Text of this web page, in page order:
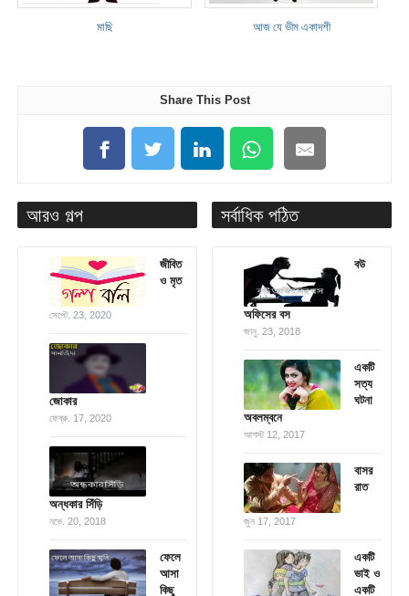
মাছি আজ যে ভীম একাদশী
Share This Post
আরও গল্প
জীবিত
ও মৃত
সেপ্টে. 23, 2020
জোকার
ফেব্রু. 17, 2020
অন্ধকার সিঁড়ি
নভে. 20, 2018
ফেলে
আসা
কিছু
সর্বাধিক পঠিত
বউ
অফিসের বস
জানু. 23, 2018
একটি
সত্য
ঘটনা
অবলম্বনে
আগস্ট 12, 2017
বাসর
রাত
জুন 17, 2017
একটি
ভাই ও
একটি